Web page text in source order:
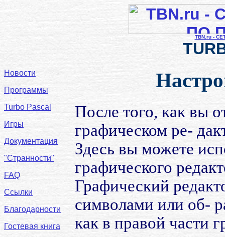
TBN.ru -
Новости
Программы
Turbo Pascal
Игры
Документация
"Странности"
FAQ
Ссылки
Благодарности
Гостевая книга
После того, как вы
графическом ре-
Здесь вы можете
графического
Графический
символами или об-
как в правой части